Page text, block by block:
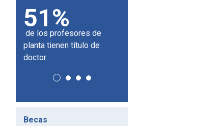
51%
de los profesores de
planta tienen título de
doctor.
Becas